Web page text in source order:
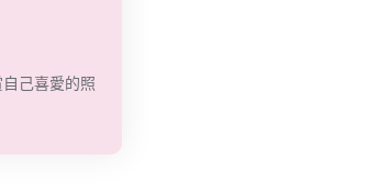
己喜愛的照